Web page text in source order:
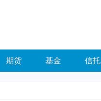
期货 基金 信托